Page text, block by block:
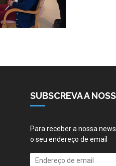
SUBSCREVA A
Para receber a nossa
o seu endereço de email